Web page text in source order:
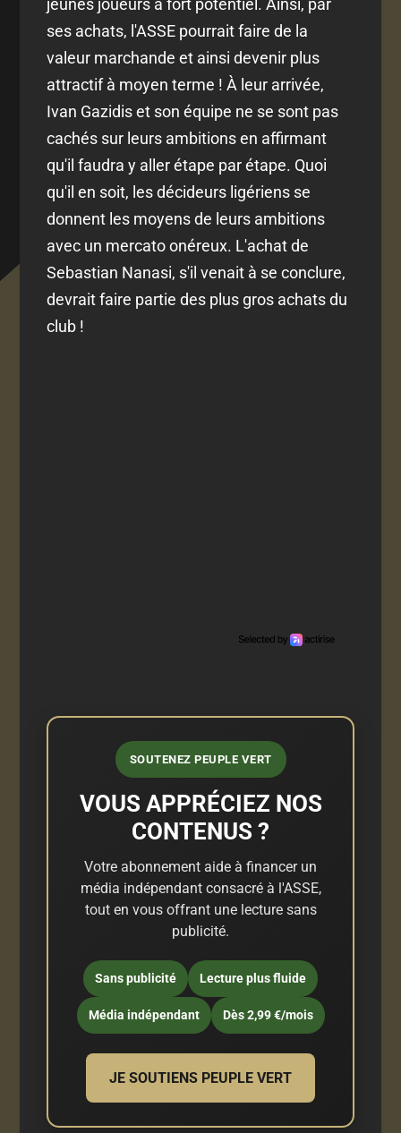
ses achats, l'ASSE pourrait faire de la
valeur marchande et ainsi devenir plus
attractif à moyen terme ! À leur arrivée,
Ivan Gazidis et son équipe ne se sont pas
cachés sur leurs ambitions en affirmant
qu'il faudra y aller étape par étape. Quoi
qu'il en soit, les décideurs ligériens se
donnent les moyens de leurs ambitions
avec un mercato onéreux. L'achat de
Sebastian Nanasi, s'il venait à se conclure,
devrait faire partie des plus gros achats du
club !
SOUTENEZ PEUPLE VERT
VOUS APPRÉCIEZ NOS
CONTENUS ?
Votre abonnement aide à financer un
média indépendant consacré à l'ASSE,
tout en vous offrant une lecture sans
publicité.
Sans publicité Lecture plus fluide
Média indépendant Dès 2,99 €/mois
JE SOUTIENS PEUPLE VERT